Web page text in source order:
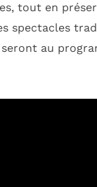
tout en
spectacles
au